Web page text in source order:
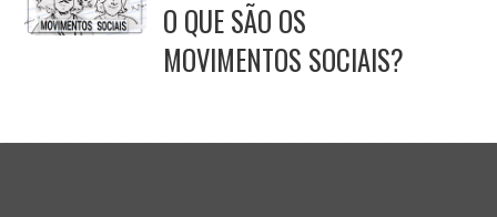
O QUE SÃO OS
MOVIMENTOS SOCIAIS?